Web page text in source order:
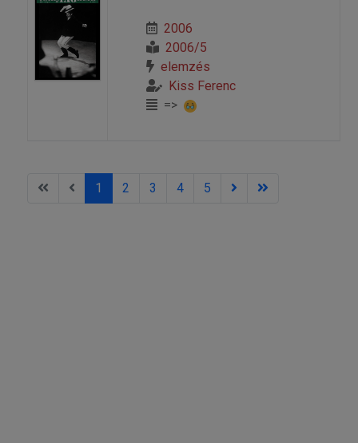
2006
2006/5
elemzés
Kiss Ferenc
=>
1 2 3 4 5